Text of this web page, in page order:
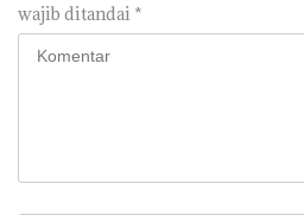
wajib ditandai *